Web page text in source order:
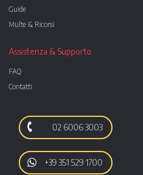
Guide
Multe & Ricorsi
Assistenza & Supporto
FAQ
Contatti
02 6006 3003
+39 351 529 1700